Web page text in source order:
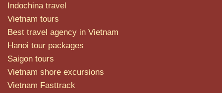
Indochina travel
Vietnam tours
Best travel agency in Vietnam
Hanoi tour packages
Saigon tours
Vietnam shore excursions
Vietnam Fasttrack